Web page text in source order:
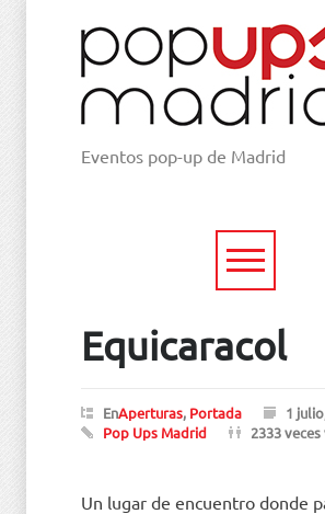
Eventos pop-up de Madrid
Equicaracol
EnAperturas, Portada
1
Pop Ups Madrid
2333
Un lugar de encuentro donde